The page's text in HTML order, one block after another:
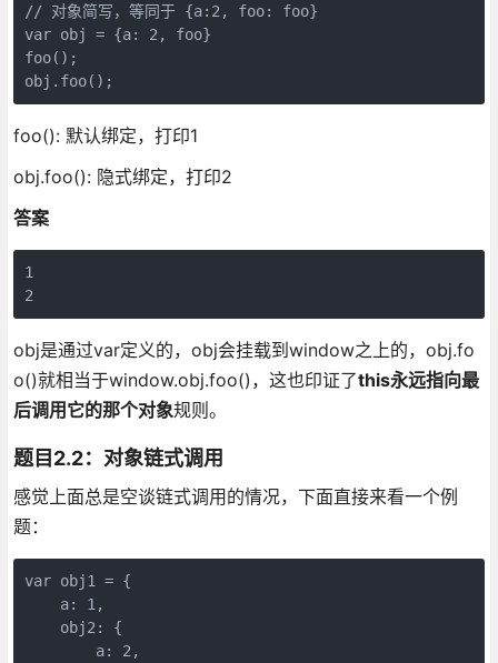
// 对象简写，等同于 {a:2, foo: foo}
var obj = {a: 2, foo}
foo();
foo(): 默认绑定，打印1
obj.foo(): 隐式绑定，打印2
答案
1
obj是通过var定义的，obj会挂载到window之上的，obj.fo
o()就相当于window.obj.foo()，这也印证了this永远指向最
后调用它的那个对象规则。
题目2.2：对象链式调用
感觉上面总是空谈链式调用的情况，下面直接来看一个例
题：
var obj1 = {
    a: 1,
    obj2: {
        a: 2,